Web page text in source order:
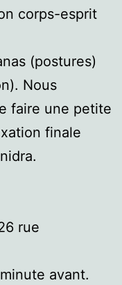
corps-esprit
(postures)
Nous
faire une petite
finale
rue
avant.